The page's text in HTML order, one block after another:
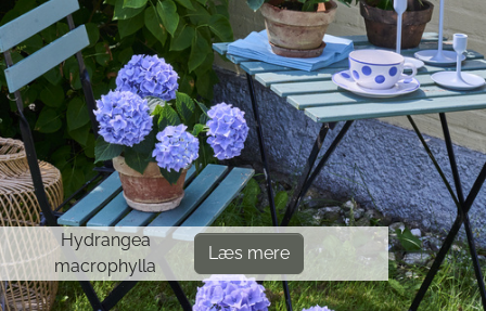
Hydrangea
macrophylla
Læs mere